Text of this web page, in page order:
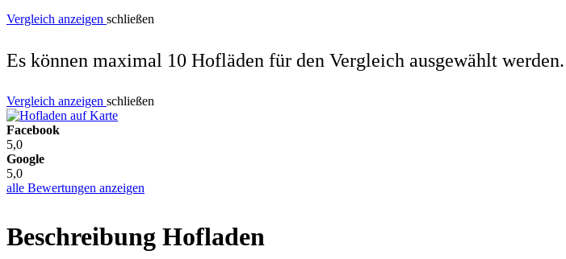
Vergleich anzeigen schließen
Es können maximal 10 Hofläden für den Vergleich ausgewählt
Vergleich anzeigen schließen
Facebook
5,0
Google
5,0
alle Bewertungen anzeigen
Beschreibung Hofladen